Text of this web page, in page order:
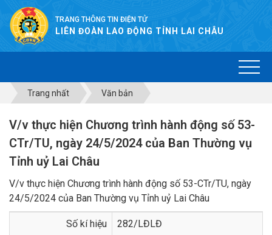
TRANG THÔNG TIN ĐIỆN TỬ
LIÊN ĐOÀN LAO ĐỘNG TỈNH LAI CHÂU
Trang nhất Văn bản
V/v thực hiện Chương trình hành động số 53-
CTr/TU, ngày 24/5/2024 của Ban Thường vụ
Tỉnh uỷ Lai Châu
V/v thực hiện Chương trình hành động số 53-CTr/TU, ngày
24/5/2024 của Ban Thường vụ Tỉnh uỷ Lai Châu
Số kí hiệu 282/LĐLĐ